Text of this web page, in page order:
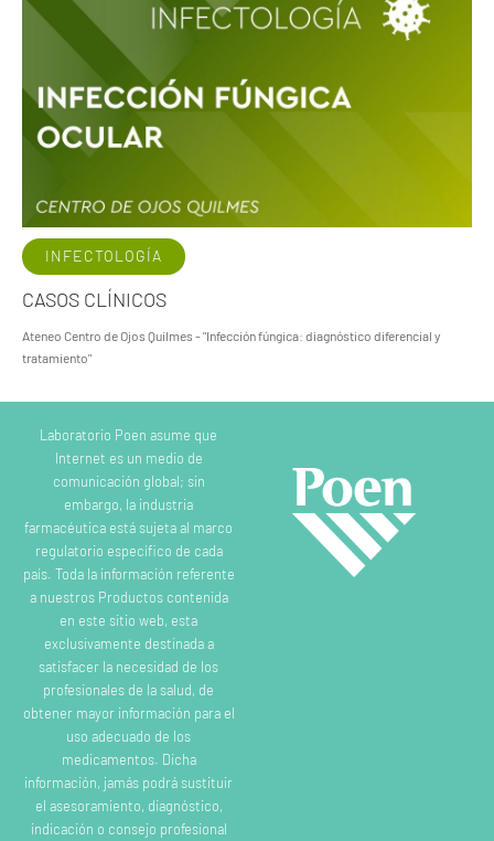
INFECTOLOGÍA
CASOS CLÍNICOS
Ateneo Centro de Ojos Quilmes - "Infección fúngica: diagnóstico diferencial y
tratamiento"
Laboratorio Poen asume que
Internet es un medio de
comunicación global; sin
embargo, la industria
farmacéutica está sujeta al marco
regulatorio específico de cada
país. Toda la información referente
a nuestros Productos contenida
en este sitio web, esta
exclusivamente destinada a
satisfacer la necesidad de los
profesionales de la salud, de
obtener mayor información para el
uso adecuado de los
medicamentos. Dicha
información, jamás podrá sustituir
el asesoramiento, diagnóstico,
indicación o consejo profesional